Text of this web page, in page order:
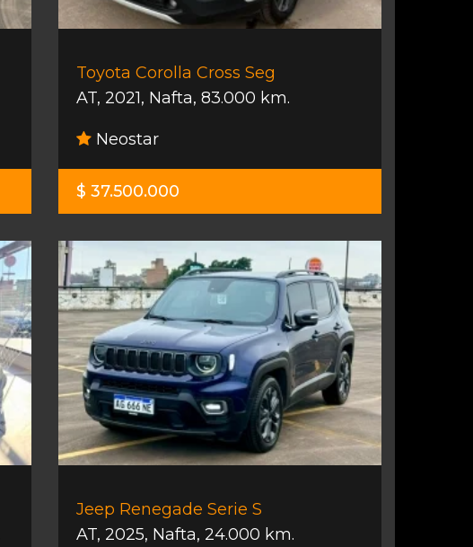
Toyota Corolla Cross Seg
AT, 2021, Nafta, 83.000 km.
Neostar
$ 37.500.000
Jeep Renegade Serie S
AT, 2025, Nafta, 24.000 km.